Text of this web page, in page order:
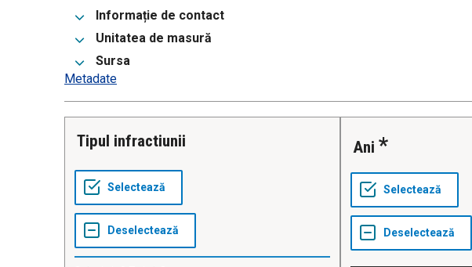
Informație de contact
Unitatea de masură
Sursa
Metadate
Tipul infractiunii Ani